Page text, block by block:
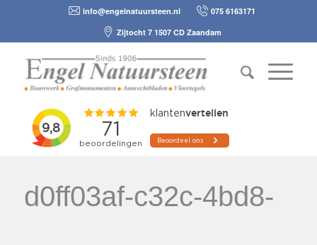
info@engelnatuursteen.nl
075 6163171
Zijtocht 7 1507 CD Zaandam
d0ff03af-c32c-4bd8-